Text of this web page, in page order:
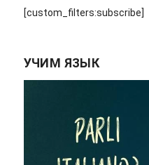
[custom_filters:subscribe]
УЧИМ ЯЗЫК